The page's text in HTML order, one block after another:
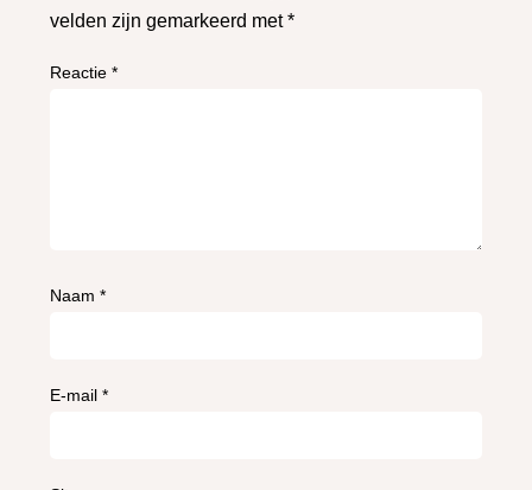
velden zijn gemarkeerd met*
Reactie*
Naam*
E-mail*